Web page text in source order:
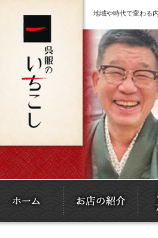
地域や時代で変わる